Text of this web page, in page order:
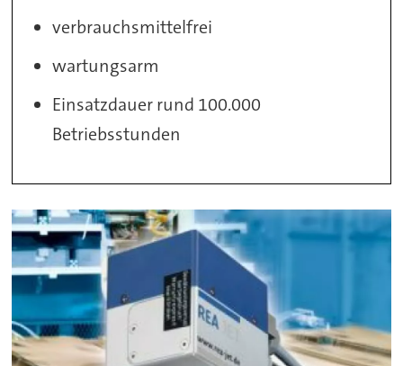
verbrauchsmittelfrei
wartungsarm
Einsatzdauer rund 100.000
Betriebsstunden